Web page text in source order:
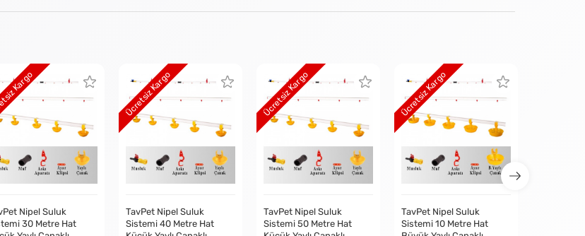
Kargo
Nipel Suluk
30 Metre Hat
Ücretsiz Kargo
TavPet Nipel Suluk
Sistemi 40 Metre Hat
Ücretsiz Kargo
TavPet Nipel Suluk
Sistemi 50 Metre Hat
Ücretsiz Kargo
TavPet Nipel Suluk
Sistemi 10 Metre Hat